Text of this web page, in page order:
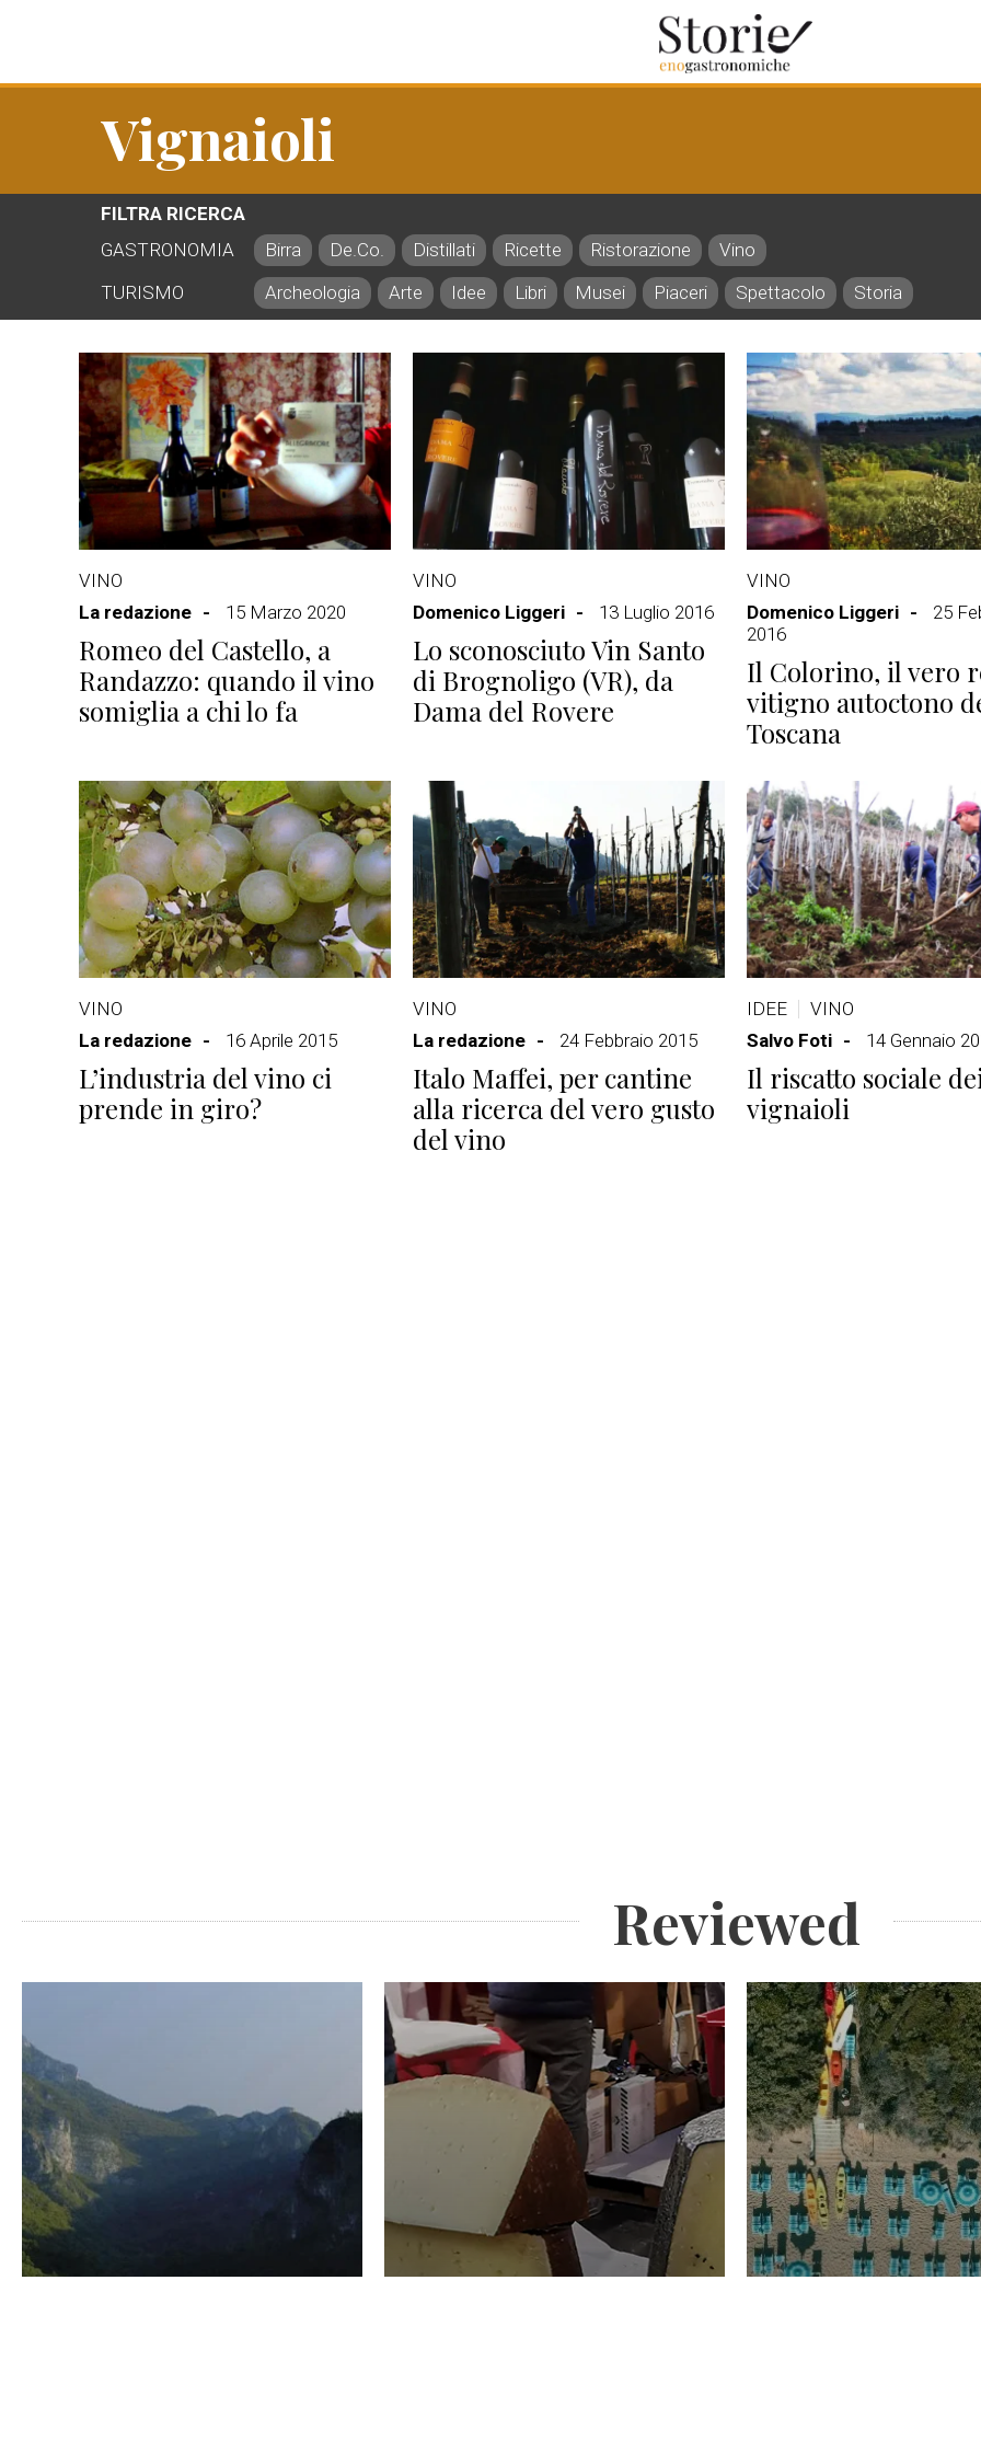
Vignaioli
FILTRA RICERCA
GASTRONOMIA
Birra De.Co. Distillati Ricette Ristorazione
Vino
TURISMO
Archeologia Arte Idee Libri Musei Piaceri Spettacolo Storia
VINO
La redazione
15 Marzo 2020
Romeo del Castello, a
Randazzo: quando il vino
somiglia a chi lo fa
VINO
Domenico Liggeri
13 Luglio 2016
Lo sconosciuto Vin Santo
di Brognoligo (VR), da
Dama del Rovere
VINO
Domenico Liggeri
25
2016
Il Colorino, il vero
vitigno autoctono
Toscana
VINO
La redazione
16 Aprile 2015
L’industria del vino ci
prende in giro?
VINO
La redazione
24 Febbraio 2015
Italo Maffei, per cantine
alla ricerca del vero gusto
del vino
IDEE
VINO
Salvo Foti
14 Gennaio
Il riscatto sociale
vignaioli
Reviewed